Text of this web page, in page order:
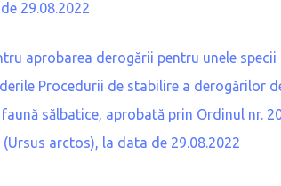
29.08.2022
aprobarea derogării pentru unele specii
Procedurii de stabilire a derogărilor
sălbatice, aprobată prin Ordinul nr.
arctos), la data de 29.08.2022